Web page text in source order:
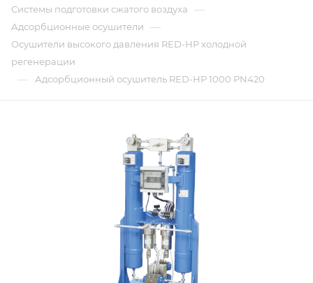
Системы подготовки сжатого воздуха —
Адсорбционные осушители —
Осушители высокого давления RED-HP холодной
регенерации
— Адсорбционный осушитель RED-HP 1000 PN420